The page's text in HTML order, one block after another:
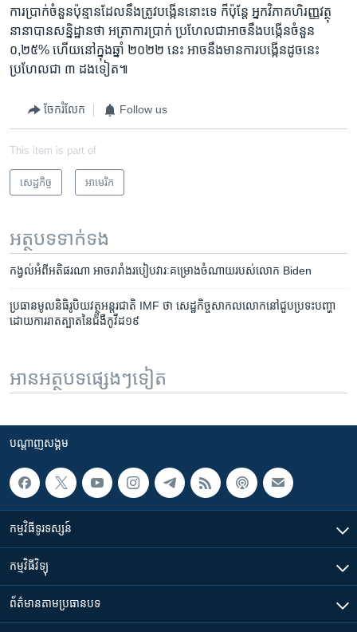
ការ​ប្រាក់​ចំនួន​ប៉ុន្មាន​ដែល​នឹង​ត្រូវ​បង្កើន​នោះទេ ក៏ប៉ុន្តែ អ្នក​វិភាគ​ហិរញ្ញវត្ថុ​
នានា​បាន​សន្និដ្ឋាន​ថា អត្រា​ការប្រាក់​ ប្រហែលជា​អាច​នឹង​បង្កើន​ចំនួន
០,២៥% ហើយ​នៅ​ក្នុង​ឆ្នាំ ២០២២ នេះ អាច​នឹង​មាន​ការ​បង្កើន​ដូច​នេះ​
ប្រហែលជា ៣ ដង​ទៀត៕
ចែករំលែក Follow us
This item is part of
សេដ្ឋកិច្ច អាមេរិក​
អត្ថបទ​ទាក់ទង
កង្វល់​អំពី​អតិផរណា អាច​រារាំង​របៀបវារៈ​គម្រោង​ចំណាយ​របស់​លោក Biden
ប្រធាន​មូលនិធិ​រូបិយវត្ថុ​អន្តរជាតិ ​IMF ​ថា សេដ្ឋកិច្ច​សាកលលោក​នៅ​ជួប​ប្រទះ​បញ្ហា​
ដោយ​ការរាត​ត្បាត​នៃ​ជំងឺ​កូវីដ១៩
អានអត្ថបទផ្សេងៗទៀត
បណ្តាញ​សង្គម
កម្មវិធី​ទូរទស្សន៍
កម្មវិធី​វិទ្យុ
ព័ត៌មាន​តាមប្រធានបទ​